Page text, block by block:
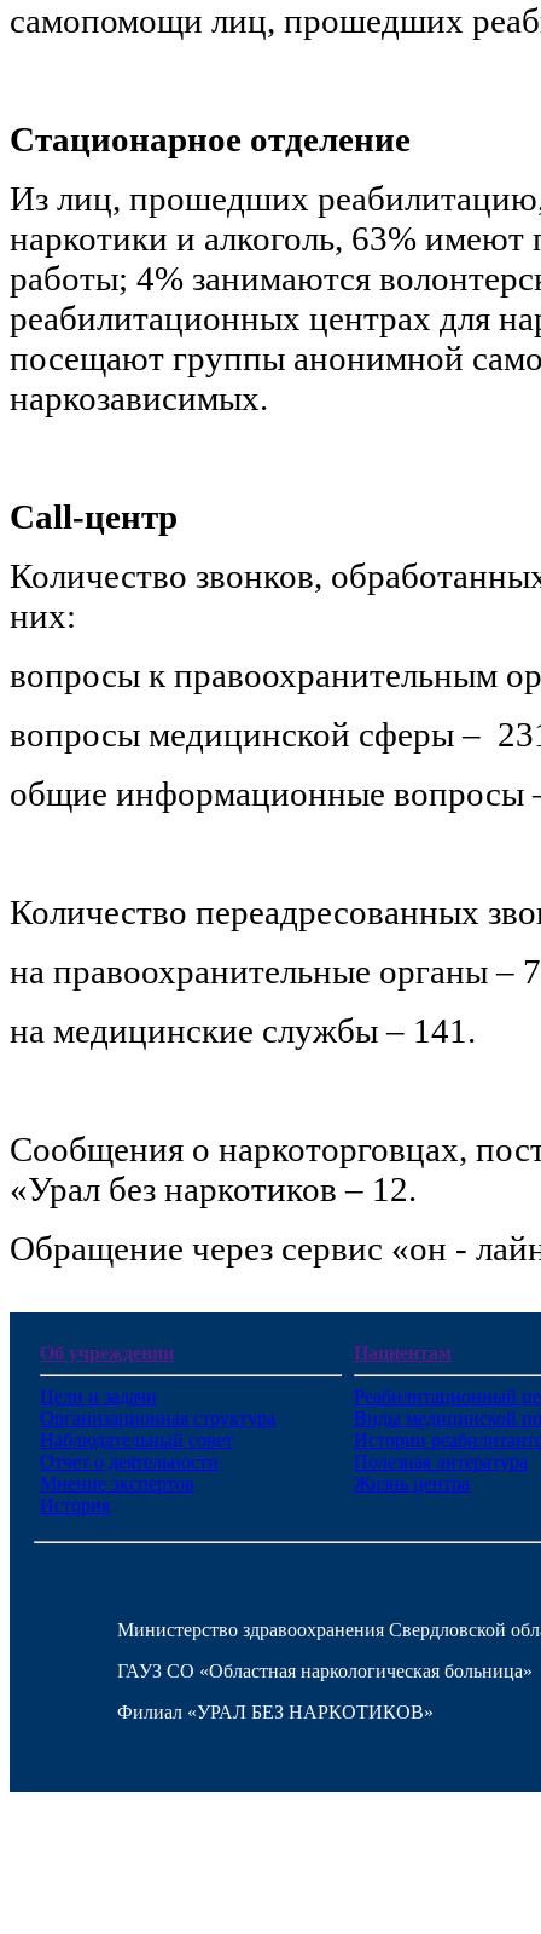
самопомощи лиц, прошедших
Стационарное отделение
Из лиц, прошедших
наркотики и алкоголь, 63% имеют
работы; 4% занимаются
реабилитационных центрах для
посещают группы анонимной
наркозависимых.
Call-центр
Количество звонков,
них:
вопросы к правоохранительным
вопросы медицинской сферы –
общие информационные вопросы
Количество переадресованных
на правоохранительные органы –
на медицинские службы – 141.
Сообщения о наркоторговцах,
«Урал без наркотиков – 12.
Обращение через сервис «он -
Об учреждении
Цели и задачи
Организационная структура
Наблюдательный совет
Отчет о деятельности
Мнение экспертов
История
Пациентам
Реабилитационный
Виды медицинской
Истории
Полезная литература
Жизнь центра
Министерство здравоохранения Свердловской
ГАУЗ СО «Областная наркологическая больница»
Филиал «УРАЛ БЕЗ НАРКОТИКОВ»